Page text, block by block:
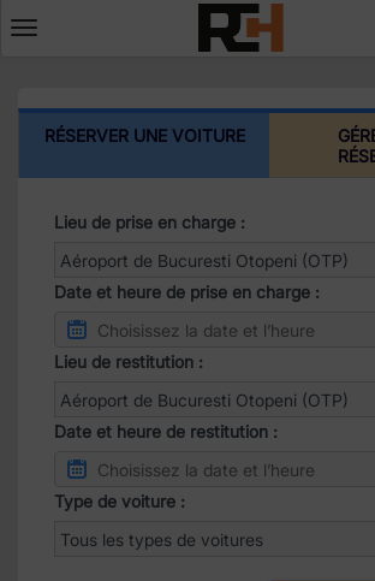
Deschide
RÉSERVER UNE VOITURE
Lieu de prise en charge :
Date et heure de prise en charge :
Lieu de restitution :
Date et heure de restitution :
Type de voiture :